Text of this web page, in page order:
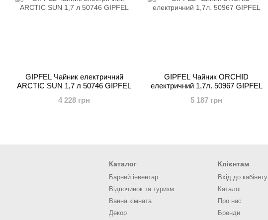
GIPFEL Чайник електричний
ARCTIC SUN 1,7 л 50746 GIPFEL
4 228 грн
GIPFEL Чайник ORCHID
електричний 1,7л. 50967 GIPFEL
5 187 грн
Каталог
Барний інвентар
Відпочинок та туризм
Ванна кімната
Декор
Клієнтам
Вхід до кабінету
Каталог
Про нас
Бренди